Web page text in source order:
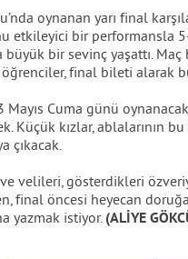
oynanan yarı final
etkileyici bir performansla
büyük bir sevinç yaşattı.
final bileti alarak
Mayıs Cuma günü
Küçük kızlar, ablalarının
çıkacak.
ve velileri, gösterdikleri
final öncesi heyecan doruğa
yazmak istiyor. (ALİYE